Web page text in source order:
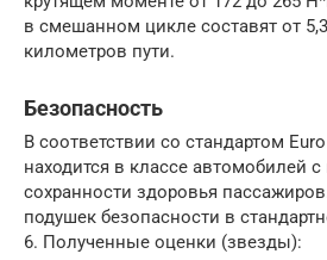
в смешанном цикле составят от
километров пути.
Безопасность
В соответствии со стандартом
находится в классе автомобилей
сохранности здоровья
подушек безопасности в
6. Полученные оценки (звезды):